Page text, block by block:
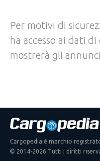
Per motivi di
ha accesso ai dati
mostrerà gli
Cargopedia è marchio
© 2014-2026 Tutti i diritti